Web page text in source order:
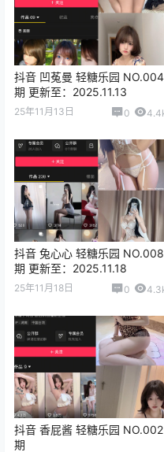
抖音 凹菟曼 轻糖乐园 NO.004
期 更新至：2025.11.13
25年11月13日 0
抖音 兔心心 轻糖乐园 NO.008
期 更新至：2025.11.18
25年11月18日 0
抖音 香屁酱 轻糖乐园 NO.002
期